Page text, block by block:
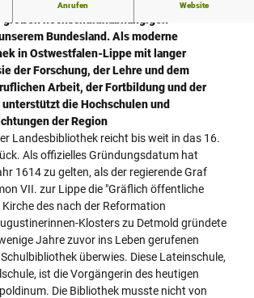
Anrufen Website
Bundesland. Als moderne
in Ostwestfalen-Lippe mit langer
der Forschung, der Lehre und dem
Arbeit, der Fortbildung und der
die Hochschulen und
der Region
Landesbibliothek reicht bis weit in das 16.
Als offizielles Gründungsdatum hat
1614 zu gelten, als der regierende Graf
VII. zur Lippe die "Gräflich öffentliche
des nach der Reformation
Klosters zu Detmold gründete
Jahre zuvor ins Leben gerufenen
überwies. Diese Lateinschule,
ist die Vorgängerin des heutigen
Die Bibliothek musste nicht von